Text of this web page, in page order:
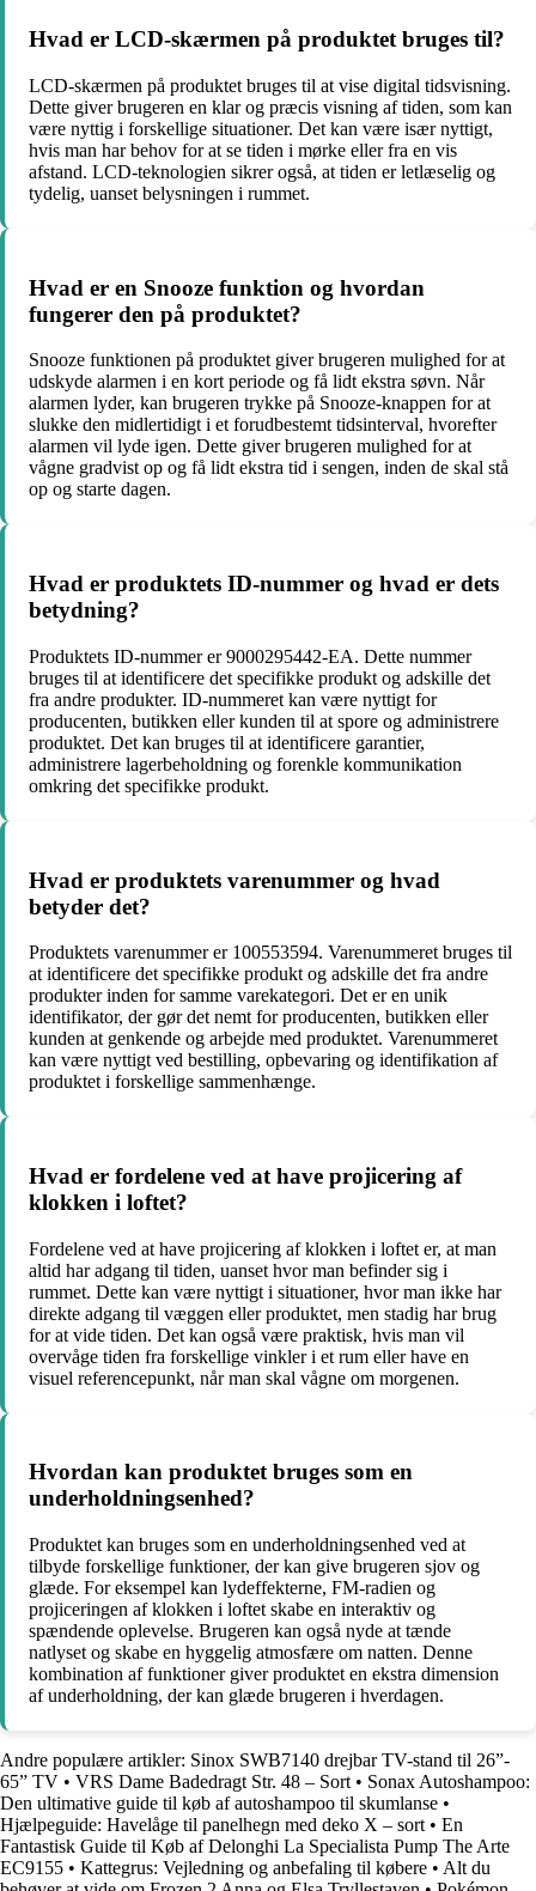
Hvad er LCD-skærmen på produktet bruges til?
LCD-skærmen på produktet bruges til at vise digital tidsvisning.
Dette giver brugeren en klar og præcis visning af tiden, som kan
være nyttig i forskellige situationer. Det kan være især nyttigt,
hvis man har behov for at se tiden i mørke eller fra en vis
afstand. LCD-teknologien sikrer også, at tiden er letlæselig og
tydelig, uanset belysningen i rummet.
Hvad er en Snooze funktion og hvordan
fungerer den på produktet?
Snooze funktionen på produktet giver brugeren mulighed for at
udskyde alarmen i en kort periode og få lidt ekstra søvn. Når
alarmen lyder, kan brugeren trykke på Snooze-knappen for at
slukke den midlertidigt i et forudbestemt tidsinterval, hvorefter
alarmen vil lyde igen. Dette giver brugeren mulighed for at
vågne gradvist op og få lidt ekstra tid i sengen, inden de skal stå
op og starte dagen.
Hvad er produktets ID-nummer og hvad er dets
betydning?
Produktets ID-nummer er 9000295442-EA. Dette nummer
bruges til at identificere det specifikke produkt og adskille det
fra andre produkter. ID-nummeret kan være nyttigt for
producenten, butikken eller kunden til at spore og administrere
produktet. Det kan bruges til at identificere garantier,
administrere lagerbeholdning og forenkle kommunikation
omkring det specifikke produkt.
Hvad er produktets varenummer og hvad
betyder det?
Produktets varenummer er 100553594. Varenummeret bruges til
at identificere det specifikke produkt og adskille det fra andre
produkter inden for samme varekategori. Det er en unik
identifikator, der gør det nemt for producenten, butikken eller
kunden at genkende og arbejde med produktet. Varenummeret
kan være nyttigt ved bestilling, opbevaring og identifikation af
produktet i forskellige sammenhænge.
Hvad er fordelene ved at have projicering af
klokken i loftet?
Fordelene ved at have projicering af klokken i loftet er, at man
altid har adgang til tiden, uanset hvor man befinder sig i
rummet. Dette kan være nyttigt i situationer, hvor man ikke har
direkte adgang til væggen eller produktet, men stadig har brug
for at vide tiden. Det kan også være praktisk, hvis man vil
overvåge tiden fra forskellige vinkler i et rum eller have en
visuel referencepunkt, når man skal vågne om morgenen.
Hvordan kan produktet bruges som en
underholdningsenhed?
Produktet kan bruges som en underholdningsenhed ved at
tilbyde forskellige funktioner, der kan give brugeren sjov og
glæde. For eksempel kan lydeffekterne, FM-radien og
projiceringen af klokken i loftet skabe en interaktiv og
spændende oplevelse. Brugeren kan også nyde at tænde
natlyset og skabe en hyggelig atmosfære om natten. Denne
kombination af funktioner giver produktet en ekstra dimension
af underholdning, der kan glæde brugeren i hverdagen.
Andre populære artikler: Sinox SWB7140 drejbar TV-stand til 26”-
65” TV • VRS Dame Badedragt Str. 48 – Sort • Sonax Autoshampoo:
Den ultimative guide til køb af autoshampoo til skumlanse •
Hjælpeguide: Havelåge til panelhegn med deko X – sort • En
Fantastisk Guide til Køb af Delonghi La Specialista Pump The Arte
EC9155 • Kattegrus: Vejledning og anbefaling til købere • Alt du